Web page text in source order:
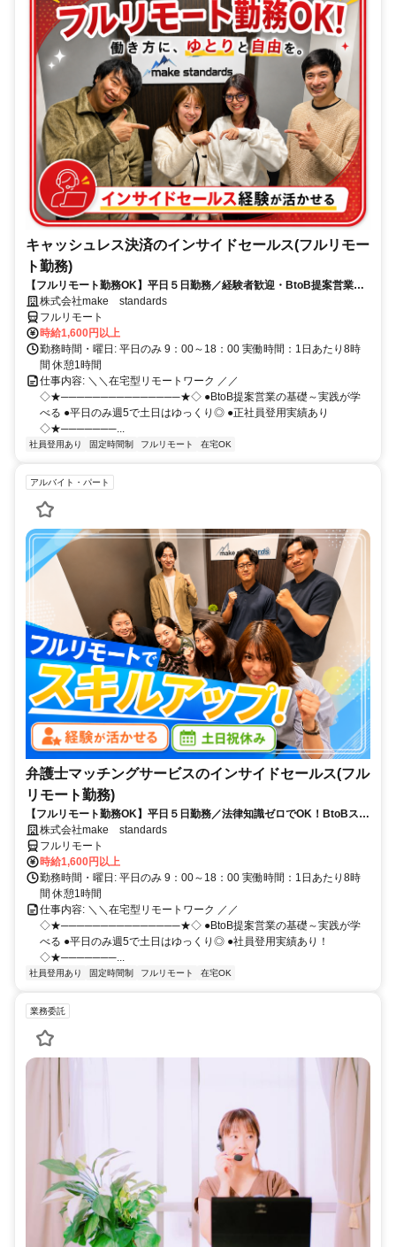
キャッシュレス決済のインサイドセールス(フルリモー
ト勤務)
【フルリモート勤務OK】平日５日勤務／経験者歓迎・BtoB提案営業で
スキルアップ
株式会社make standards
フルリモート
時給1,600円以上
勤務時間・曜日: 平日のみ 9：00～18：00 実働時間：1日あたり8時
間 休憩1時間
仕事内容: ＼＼在宅型リモートワーク ／／
◇★───────────────★◇ ●BtoB提案営業の基礎～実践が学
べる ●平日のみ週5で土日はゆっくり◎ ●正社員登用実績あり
◇★───────...
社員登用あり 固定時間制 フルリモート 在宅OK
アルバイト・パート
弁護士マッチングサービスのインサイドセールス(フル
リモート勤務)
【フルリモート勤務OK】平日５日勤務／法律知識ゼロでOK！BtoBスキ
ルが身につく営業職
株式会社make standards
フルリモート
時給1,600円以上
勤務時間・曜日: 平日のみ 9：00～18：00 実働時間：1日あたり8時
間 休憩1時間
仕事内容: ＼＼在宅型リモートワーク ／／
◇★───────────────★◇ ●BtoB提案営業の基礎～実践が学
べる ●平日のみ週5で土日はゆっくり◎ ●社員登用実績あり！
◇★───────...
社員登用あり 固定時間制 フルリモート 在宅OK
業務委託